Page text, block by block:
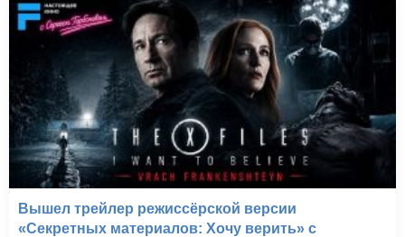
Вышел трейлер режиссёрской версии
«Секретных материалов: Хочу верить» с